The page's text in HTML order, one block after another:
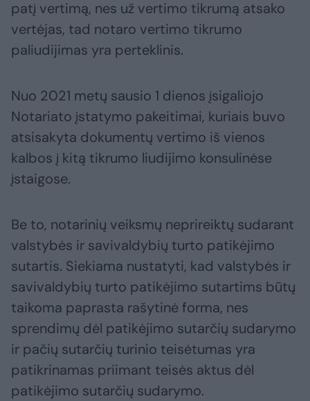
patį vertimą, nes už vertimo tikrumą atsako
vertėjas, tad notaro vertimo tikrumo
paliudijimas yra perteklinis.
Nuo 2021 metų sausio 1 dienos įsigaliojo
Notariato įstatymo pakeitimai, kuriais buvo
atsisakyta dokumentų vertimo iš vienos
kalbos į kitą tikrumo liudijimo konsulinėse
įstaigose.
Be to, notarinių veiksmų neprireiktų sudarant
valstybės ir savivaldybių turto patikėjimo
sutartis. Siekiama nustatyti, kad valstybės ir
savivaldybių turto patikėjimo sutartims būtų
taikoma paprasta rašytinė forma, nes
sprendimų dėl patikėjimo sutarčių sudarymo
ir pačių sutarčių turinio teisėtumas yra
patikrinamas priimant teisės aktus dėl
patikėjimo sutarčių sudarymo.